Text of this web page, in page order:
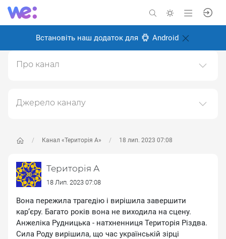
Встановіть наш додаток для Android
Канал «Територія А» 18 лип. 2023 07:08
Територія А
18 Лип. 2023 07:08
Вона пережила трагедію і вирішила завершити
кар‘єру. Багато років вона не виходила на сцену.
Анжеліка Рудницька - натхненниця Територія Різдва.
Сила Роду вирішила, що час українській зірці
Про канал
Створено: 18 лютого 2025
Джерело каналу
l/UC6oZi0YxLFCfZfg0wLBDOrw, з метою його
підписників.
Переходьте за посиланнями в дописах для
предмет допису.